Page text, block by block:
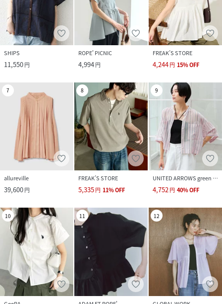
SHIPS
11,550円
ROPE' PICNIC
4,994円
FREAK’S STORE
4,244円 15%OFF
7
allureville
39,600円
8
FREAK’S STORE
5,335円 11%OFF
9
UNITED ARROWS green label relaxing
4,752円 40%OFF
10 11 12